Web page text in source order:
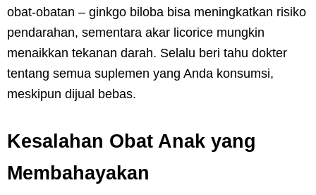
obat-obatan – ginkgo biloba bisa meningkatkan risiko
pendarahan, sementara akar licorice mungkin
menaikkan tekanan darah. Selalu beri tahu dokter
tentang semua suplemen yang Anda konsumsi,
meskipun dijual bebas.
Kesalahan Obat Anak yang
Membahayakan